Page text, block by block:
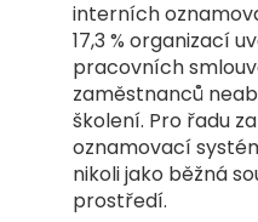
interních
17,3 % organizací
pracovních
zaměstnanců
školení. Pro řadu
oznamovací
nikoli jako běžná
prostředí.